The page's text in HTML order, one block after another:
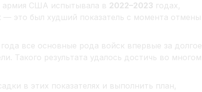
армия США испытывала в 2022–2023 годах,
— это был худший показатель с момента отмены
все основные рода войск впервые за долгое
Такого результата удалось достичь во многом
в этих показателях и выполнить план,